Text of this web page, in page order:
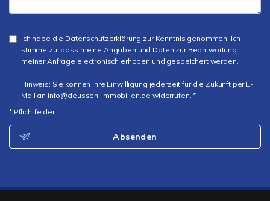
Ich habe die Datenschutzerklärung zur Kenntnis genommen. Ich
stimme zu, dass meine Angaben und Daten zur Beantwortung
meiner Anfrage elektronisch erhoben und gespeichert werden.
Hinweis: Sie können Ihre Einwilligung jederzeit für die Zukunft per E-
Mail an info@deussen-immobilien.de widerrufen. *
* Pflichtfelder
Absenden